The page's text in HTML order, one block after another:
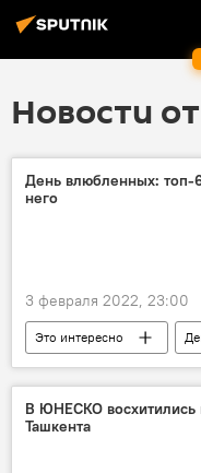
Новости
День влюбленных: топ-
него
3 февраля 2022, 23:00
Это интересно
подарок
В ЮНЕСКО восхитились
Ташкента